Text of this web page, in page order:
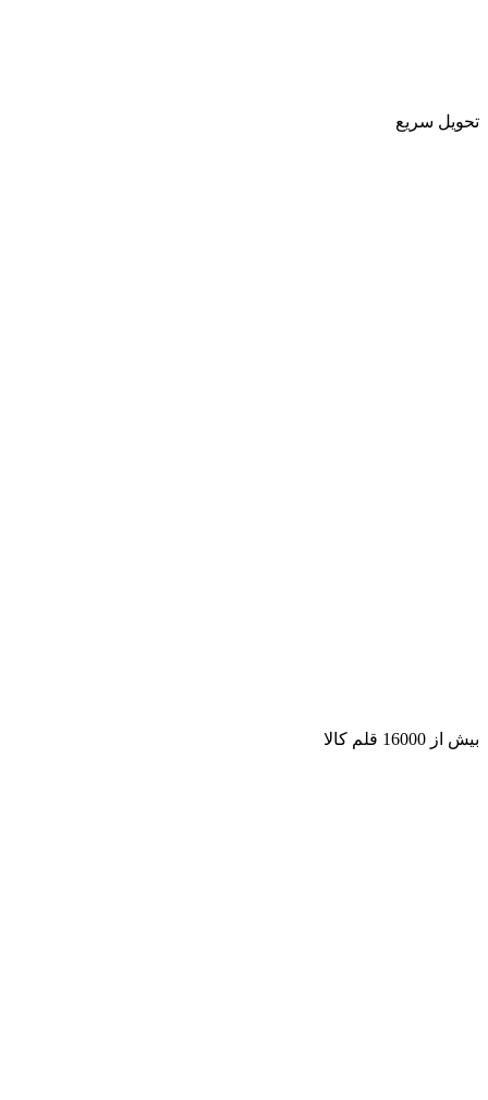
تحویل سریع
بیش از 16000 قلم کالا